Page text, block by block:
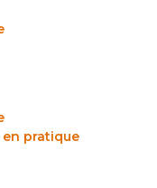
pratique